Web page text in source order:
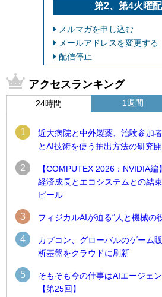
第2、第4火曜
メルマガを申し込む
メールアドレスを変更する
配信停止
アクセスランキング
24時間
1
近大病院と中外製薬、治験参加
とAI技術を使う抽出方法の研究
2
【COMPUTEX 2026：NVIDIA
経済成長とエコシステムとの結
ピール
3 フィジカルAIが迫る“人と機械の
4
カプコン、グローバルのゲーム
析基盤をクラウドに刷新
5
そもそも今の仕事はAIエージェ
【第25回】
1週間